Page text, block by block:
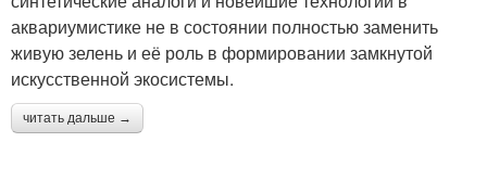
аквариумистике не в состоянии полностью заменить
живую зелень и её роль в формировании замкнутой
искусственной экосистемы.
читать дальше →